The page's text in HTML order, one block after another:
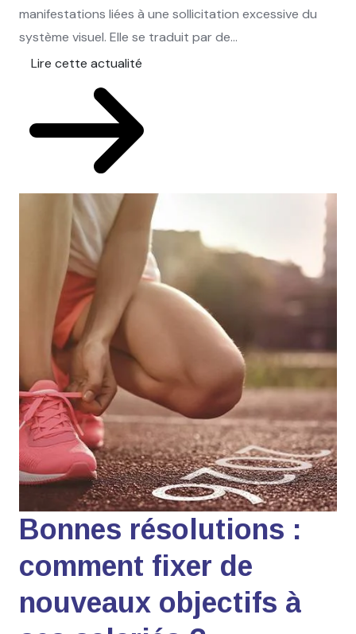
manifestations liées à une sollicitation excessive du
système visuel. Elle se traduit par de...
Lire cette actualité
Bonnes résolutions :
comment fixer de
nouveaux objectifs à